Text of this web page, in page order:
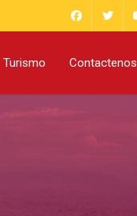
Turismo Contactenos